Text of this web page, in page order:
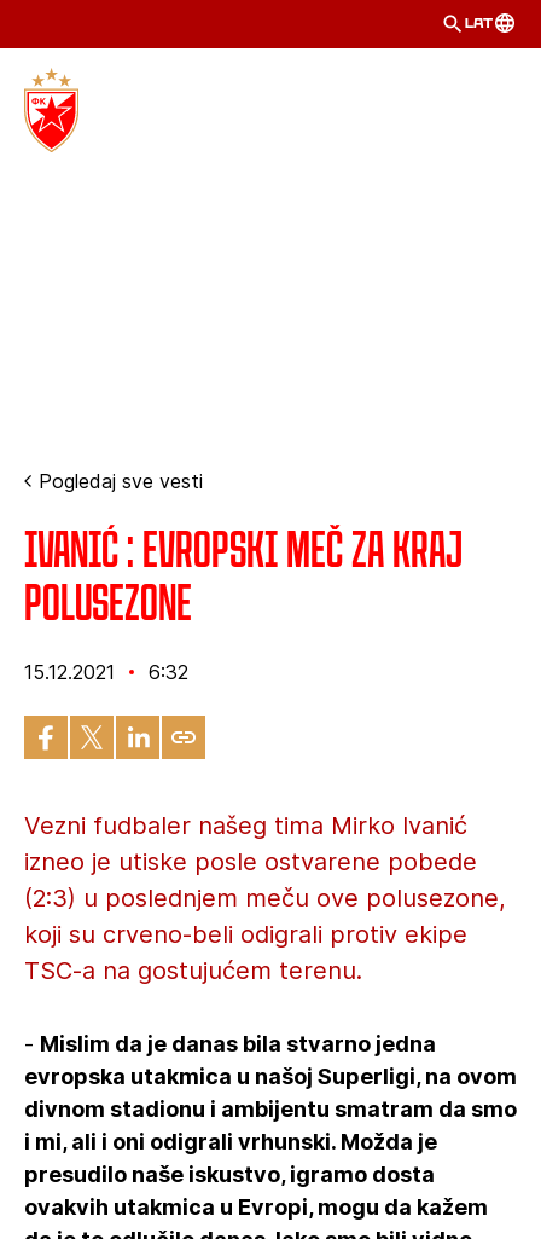
LAT
Pogledaj sve vesti
Ivanić : Evropski meč za kraj
polusezone
15.12.2021 6:32
Vezni fudbaler našeg tima Mirko Ivanić
izneo je utiske posle ostvarene pobede
(2:3) u poslednjem meču ove polusezone,
koji su crveno-beli odigrali protiv ekipe
TSC-a na gostujućem terenu.
- Mislim da je danas bila stvarno jedna
evropska utakmica u našoj Superligi, na ovom
divnom stadionu i ambijentu smatram da smo
i mi, ali i oni odigrali vrhunski. Možda je
presudilo naše iskustvo, igramo dosta
ovakvih utakmica u Evropi, mogu da kažem